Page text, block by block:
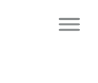
in Bauverträgen